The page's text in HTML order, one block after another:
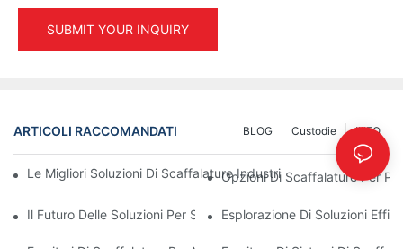
SUBMIT YOUR INQUIRY
ARTICOLI RACCOMANDATI INFO
Custodie
BLOG
Le Migliori Soluzioni Di Scaffalature Industriali Per Una
Opzioni Di Scaffalature Per
Il Futuro Delle Soluzioni Per Scaffalature Portapallet: Tendenze
Esplorazione Di Soluzioni